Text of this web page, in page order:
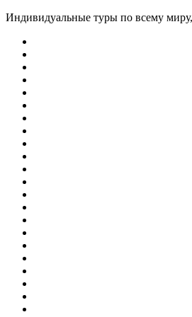
Индивидуальные туры по всему